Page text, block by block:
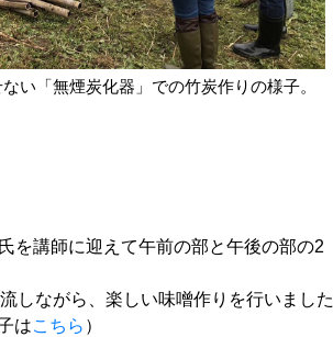
い「無煙炭化器」での竹炭作りの様子。
を講師に迎えて午前の部と午後の部の2
しながら、楽しい味噌作りを行いました
はこちら ）